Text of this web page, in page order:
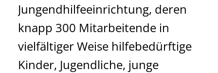
Jungendhilfeeinrichtung, deren
knapp 300 Mitarbeitende in
vielfältiger Weise hilfebedürftige
Kinder, Jugendliche, junge